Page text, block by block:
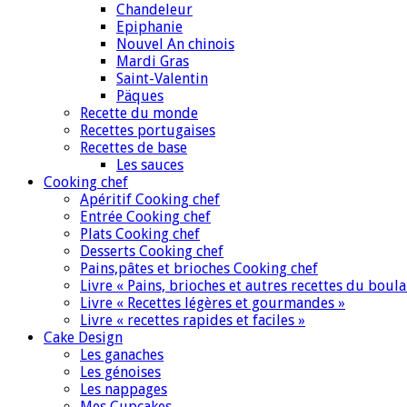
Chandeleur
Epiphanie
Nouvel An chinois
Mardi Gras
Saint-Valentin
Päques
Recette du monde
Recettes portugaises
Recettes de base
Les sauces
Cooking chef
Apéritif Cooking chef
Entrée Cooking chef
Plats Cooking chef
Desserts Cooking chef
Pains,pâtes et brioches Cooking chef
Livre « Pains, brioches et autres recettes du
Livre « Recettes légères et gourmandes »
Livre « recettes rapides et faciles »
Cake Design
Les ganaches
Les génoises
Les nappages